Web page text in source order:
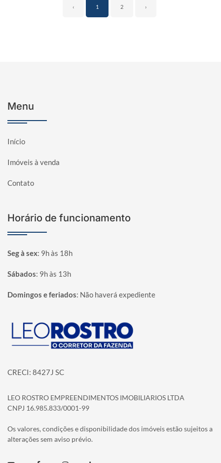
‹ 1 2 ›
Menu
Início
Imóveis à venda
Contato
Horário de funcionamento
Seg à sex: 9h às 18h
Sábados: 9h às 13h
Domingos e feriados: Não haverá expediente
Página inicial
CRECI: 8427J SC
LEO ROSTRO EMPREENDIMENTOS IMOBILIARIOS LTDA
CNPJ 16.985.833/0001-99
Os valores, condições e disponibilidade dos imóveis estão sujeitos a
alterações sem aviso prévio.